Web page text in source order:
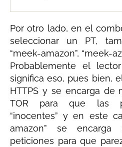
Por otro lado, en el
seleccionar un PT,
“meek-amazon”, “meek-
Probablemente el
significa eso, pues bien,
HTTPS y se encarga de
TOR para que las
“inocentes” y en este
amazon” se encarga
peticiones para que